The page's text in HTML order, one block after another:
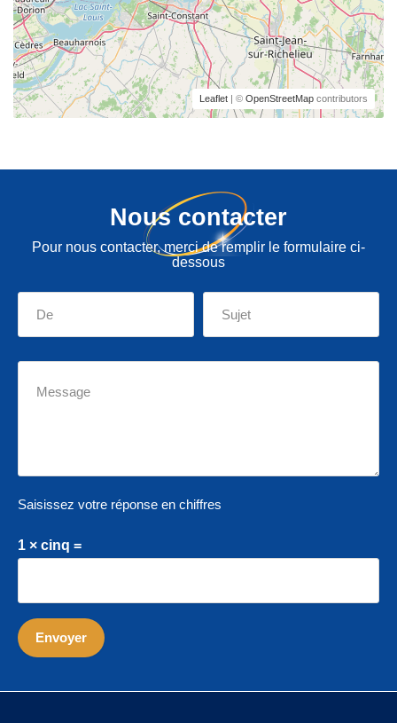
Leaflet | © OpenStreetMap contributors
Nous contacter
Pour nous contacter, merci de remplir le formulaire ci-
dessous
Saisissez votre réponse en chiffres
1 × cinq =